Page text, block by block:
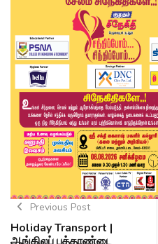
Previous Post
Holiday Transport |